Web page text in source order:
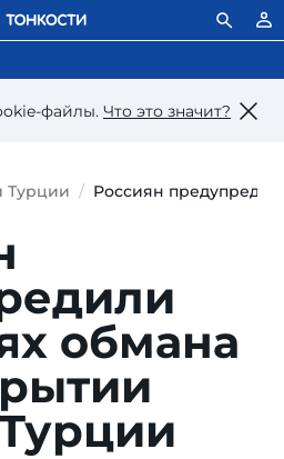
файлы. Что это значит?
Турции Россиян
об­мана